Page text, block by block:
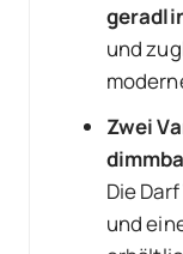
und
Zwei
Die
und